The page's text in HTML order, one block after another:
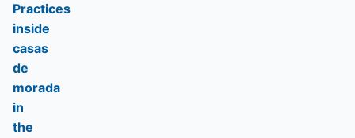
Practices
inside
casas
de
morada
in
the